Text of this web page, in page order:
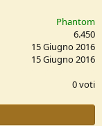
Phantom
6.450
15 Giugno 2016
15 Giugno 2016
,
0
0
0 voti